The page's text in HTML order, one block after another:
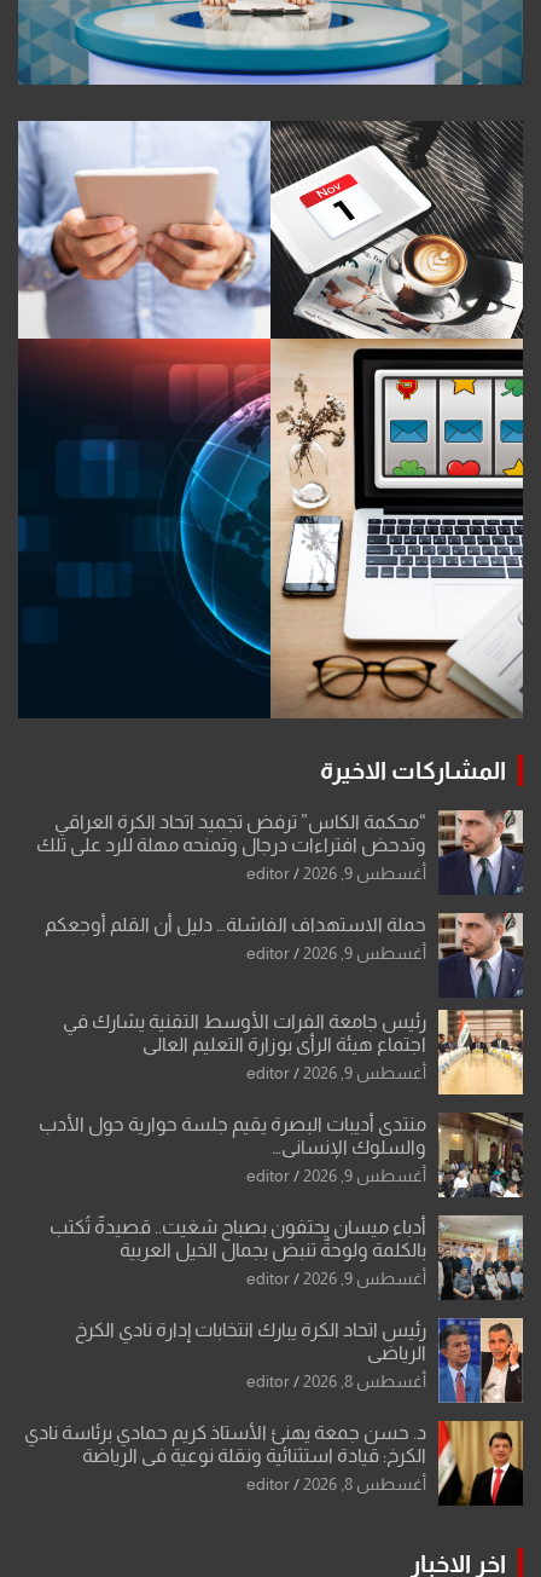
المشاركات الاخيرة
“محكمة الكاس” ترفض تجميد اتحاد الكرة العراقي
وتدحض افتراءات درجال وتمنحه مهلة للرد على تلك
الشكوى
أغسطس 9, 2026 editor
حملة الاستهداف الفاشلة… دليل أن القلم أوجعكم
أغسطس 9, 2026 editor
رئيس جامعة الفرات الأوسط التقنية يشارك في
اجتماع هيئة الرأي بوزارة التعليم العالي
أغسطس 9, 2026 editor
منتدى أديبات البصرة يقيم جلسة حوارية حول الأدب
والسلوك الإنساني…
أغسطس 9, 2026 editor
أدباء ميسان يحتفون بصباح شغيت.. قصيدةٌ تُكتب
بالكلمة ولوحةٌ تنبض بجمال الخيل العربية
أغسطس 9, 2026 editor
رئيس اتحاد الكرة يبارك انتخابات إدارة نادي الكرخ
الرياضي
أغسطس 8, 2026 editor
د. حسن جمعة يهنئ الأستاذ كريم حمادي برئاسة نادي
الكرخ: قيادة استثنائية ونقلة نوعية في الرياضة
العراقية
أغسطس 8, 2026 editor
اخر الاخبار